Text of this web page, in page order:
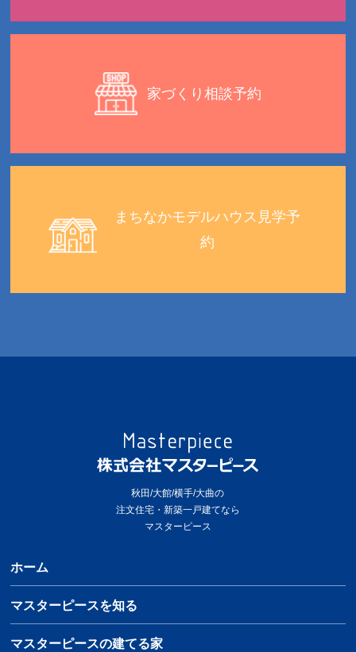
家づくり相談予約
まちなかモデルハウス見学予
約
秋田/大館/横手/大曲の
注文住宅・新築一戸建てなら
マスターピース
ホーム
マスターピースを知る
マスターピースの建てる家